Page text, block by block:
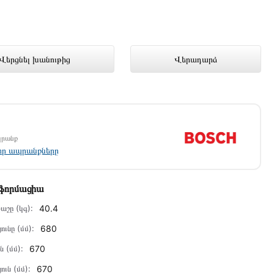
խանութից Վերադարձ
խանութում լավագույն գնով 716
ապրանքները
(կգ): 40.4
(մմ): 680
(մմ): 670
(մմ): 670